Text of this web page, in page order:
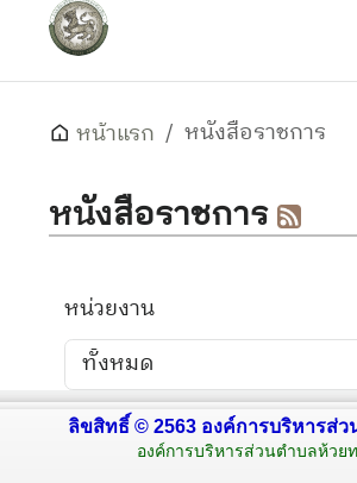
ลิขสิทธิ์ © 2563 องค์การบริหารส่
องค์การบริหารส่วนตำบลห้วย